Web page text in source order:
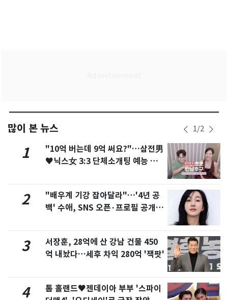
많이 본 뉴스 1/2
1
"10억 버는데 9억 써요?"…삼전男
♥닉스女 3:3 단체소개팅 예능 화
2
"배우계 기강 잡아달라"…'4년 공
백' 수애, SNS 오픈·프로필 공개
3
서장훈, 28억에 산 강남 건물 450
억 내놨다…세후 차익 280억 '잭팟'
4
톰 홀랜드♥젠데이아 부부 '스파이